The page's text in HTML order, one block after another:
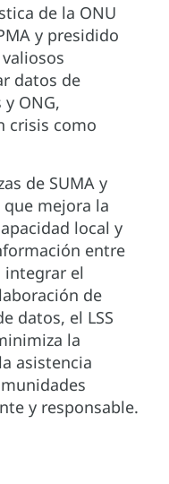
de la ONU
y presidido
datos de
ONG,
crisis como
de SUMA y
que mejora la
local y
entre
integrar el
de
datos, el LSS
la
asistencia
y responsable.